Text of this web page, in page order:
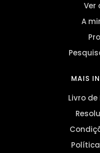
Ver
A
MAIS
Livro